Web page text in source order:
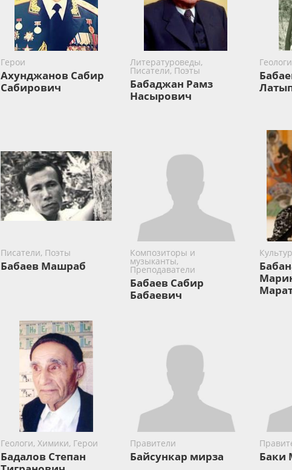
Герои
Ахунджанов Сабир
Сабирович
Литературоведы,
Писатели, Поэты
Бабаджан Рамз
Насырович
Геологи
Писатели, Поэты
Бабаев Машраб
Композиторы и
музыканты,
Преподаватели
Бабаев Сабир
Бабаевич
Геологи, Химики, Герои
Бадалов Степан
Правители
Байсункар мирза Баки